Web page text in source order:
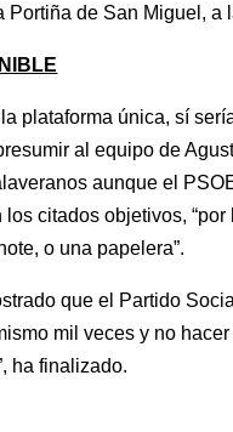
de San Miguel, a
plataforma única, sí
al equipo de
aunque el
citados objetivos,
o una papelera”.
que el Partido
mil veces y no
ha finalizado.